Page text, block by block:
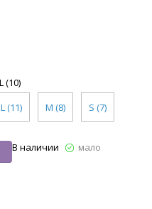
(10)
(11) M (8) S (7)
В наличии мало